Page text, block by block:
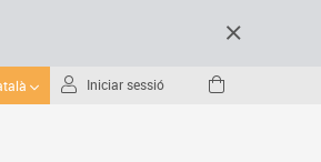
Iniciar sessió